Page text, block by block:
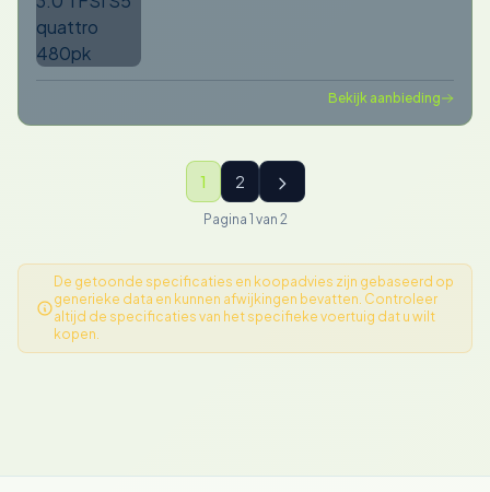
Bekijk aanbieding
1 2
Pagina 1 van 2
De getoonde specificaties en koopadvies zijn gebaseerd op
generieke data en kunnen afwijkingen bevatten. Controleer
altijd de specificaties van het specifieke voertuig dat u wilt
kopen.